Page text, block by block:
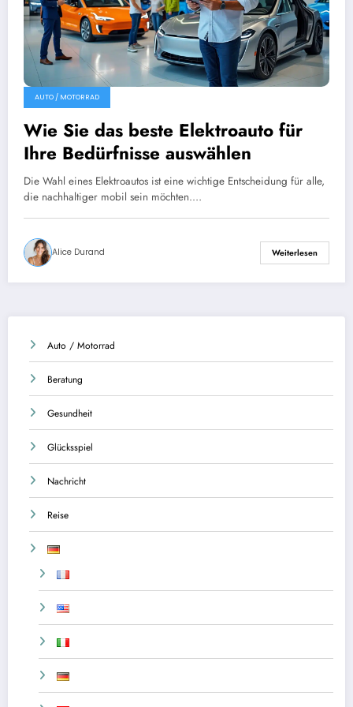
AUTO / MOTORRAD
Wie Sie das beste Elektroauto für
Ihre Bedürfnisse auswählen
Die Wahl eines Elektroautos ist eine wichtige Entscheidung für alle,
die nachhaltiger mobil sein möchten.…
Alice Durand Weiterlesen
Auto / Motorrad
Beratung
Gesundheit
Glücksspiel
Nachricht
Reise